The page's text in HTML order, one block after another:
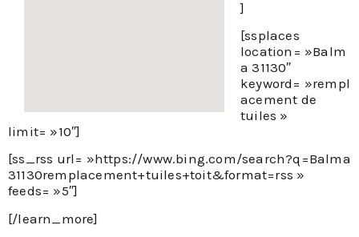
]
[ssplaces
location= »Balm
a 31130″
keyword= »rempl
acement de
tuiles »
limit= »10″]
[ss_rss url= »https://www.bing.com/search?q=Balma
31130remplacement+tuiles+toit&format=rss »
feeds= »5″]
[/learn_more]